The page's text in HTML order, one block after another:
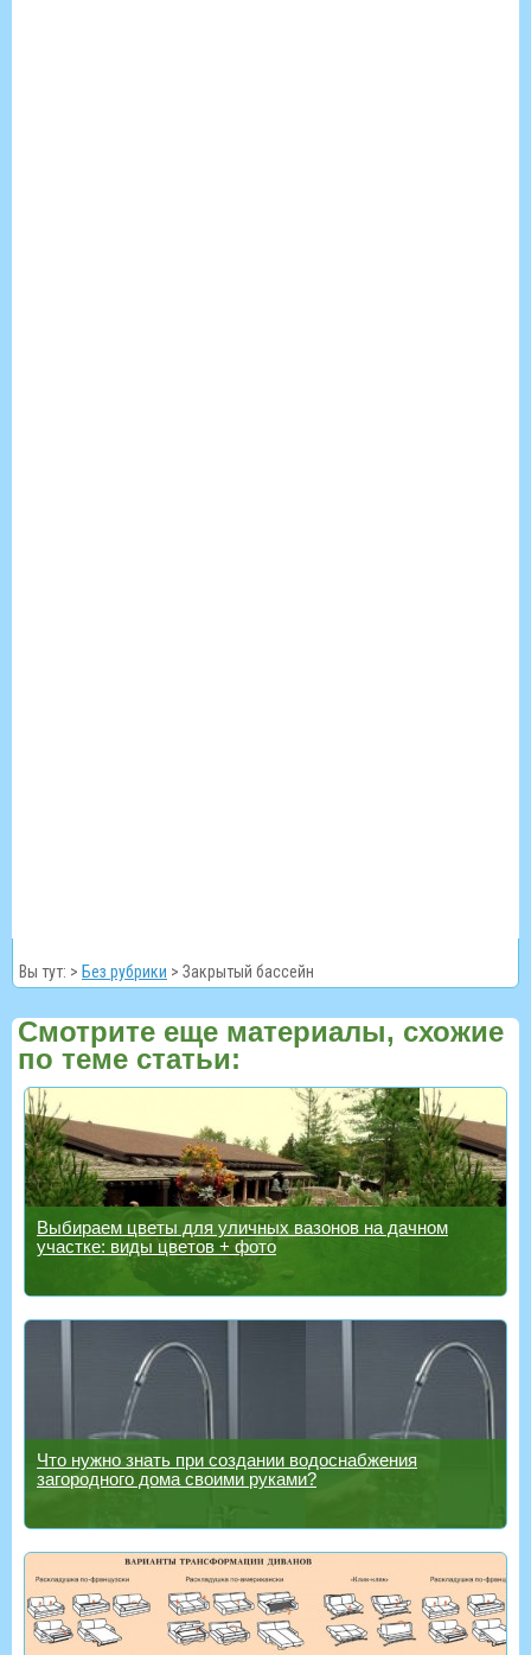
Вы тут: > Без рубрики > Закрытый бассейн
Смотрите еще материалы, схожие
по теме статьи:
Выбираем цветы для уличных вазонов на дачном
участке: виды цветов + фото
Что нужно знать при создании водоснабжения
загородного дома своими руками?